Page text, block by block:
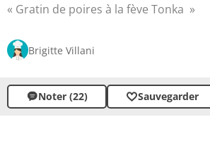
Gratin de poires à la fève Tonka
Brigitte Villani
Noter (22) Sauvegarder